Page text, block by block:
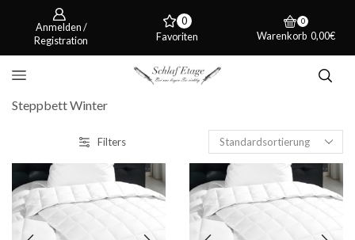
Anmelden /
Registration
0
Favoriten
0
Warenkorb 0,00€
Steppbett Winter
Filters